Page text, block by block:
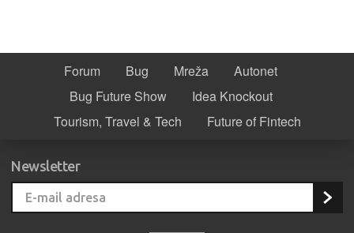
Forum Bug Mreža
Autonet
Bug Future Show
Idea Knockout
Tourism, Travel & Tech
Future of Fintech
Newsletter